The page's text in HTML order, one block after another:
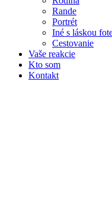
Rande
Portrét
Iné s láskou
Cestovanie
Vaše reakcie
Kto som
Kontakt